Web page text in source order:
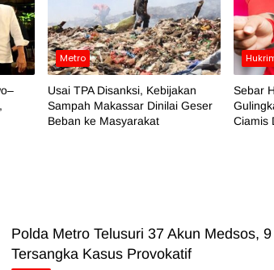
Metro
Usai TPA Disanksi, Kebijakan
Sampah Makassar Dinilai Geser
Beban ke Masyarakat
Sebar
Ciamis
Polda Metro Telusuri 37 Akun Medsos,
Tersangka Kasus Provokatif